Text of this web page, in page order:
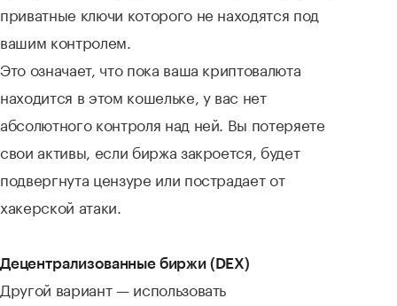
приватные ключи которого не находятся под
вашим контролем.
Это означает, что пока ваша криптовалюта
находится в этом кошельке, у вас нет
абсолютного контроля над ней. Вы потеряете
свои активы, если биржа закроется, будет
подвергнута цензуре или пострадает от
хакерской атаки.
Децентрализованные биржи (DEX)
Другой вариант — использовать